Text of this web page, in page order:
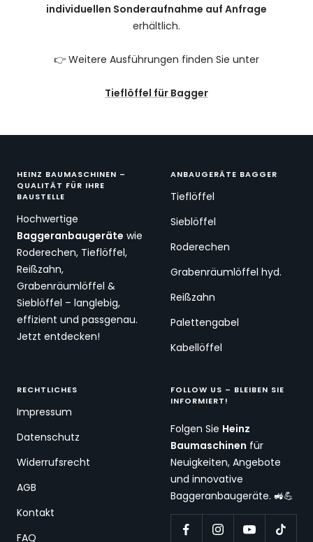
individuellen Sonderaufnahme auf Anfrage
erhältlich.
👉 Weitere Ausführungen finden Sie unter
Tieflöffel für Bagger
HEINZ BAUMASCHINEN –
QUALITÄT FÜR IHRE
BAUSTELLE
Hochwertige
Baggeranbaugeräte wie
Roderechen, Tieflöffel,
Reißzahn,
Grabenräumlöffel &
Sieblöffel – langlebig,
effizient und passgenau.
Jetzt entdecken!
ANBAUGERÄTE BAGGER
Tieflöffel
Sieblöffel
Roderechen
Grabenräumlöffel hyd.
Reißzahn
Palettengabel
Kabellöffel
RECHTLICHES
Impressum
Datenschutz
Widerrufsrecht
AGB
Kontakt
FAQ
FOLLOW US – BLEIBEN SIE
INFORMIERT!
Folgen Sie Heinz
Baumaschinen für
Neuigkeiten, Angebote
und innovative
Baggeranbaugeräte. 🚜💪